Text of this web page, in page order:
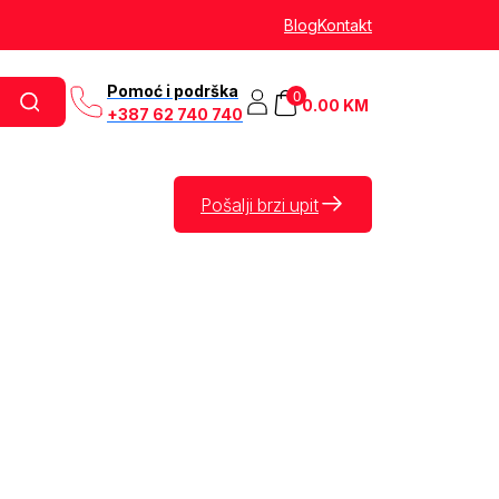
BlogKontakt
Pomoć i podrška
+387 62 740 740
0.00 KM
0
Pošalji brzi upit